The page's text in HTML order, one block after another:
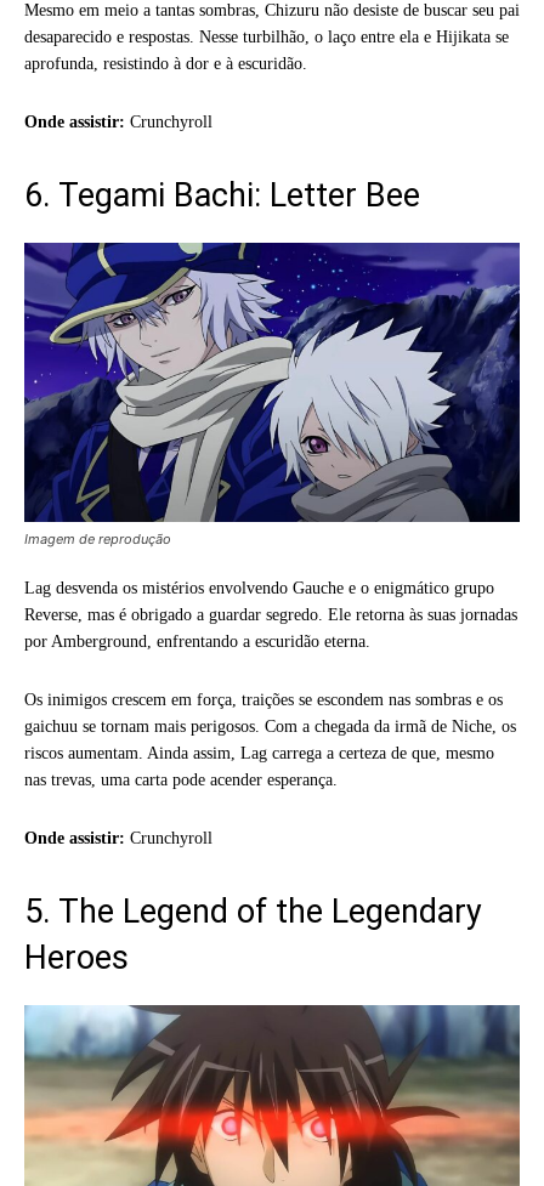
Mesmo em meio a tantas sombras, Chizuru não desiste de buscar seu pai
desaparecido e respostas. Nesse turbilhão, o laço entre ela e Hijikata se
aprofunda, resistindo à dor e à escuridão.
Onde assistir: Crunchyroll
6. Tegami Bachi: Letter Bee
Imagem de reprodução
Lag desvenda os mistérios envolvendo Gauche e o enigmático grupo
Reverse, mas é obrigado a guardar segredo. Ele retorna às suas jornadas
por Amberground, enfrentando a escuridão eterna.
Os inimigos crescem em força, traições se escondem nas sombras e os
gaichuu se tornam mais perigosos. Com a chegada da irmã de Niche, os
riscos aumentam. Ainda assim, Lag carrega a certeza de que, mesmo
nas trevas, uma carta pode acender esperança.
Onde assistir: Crunchyroll
5. The Legend of the Legendary
Heroes